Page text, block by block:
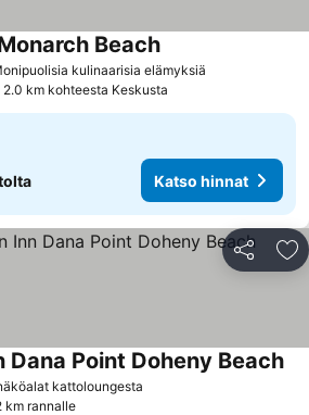
kulinaarisia elämyksiä
Beach
2.0 km kohteesta Keskusta
Katso hinnat
Jaa
kattoloungesta
Dana Point Doheny Beach
km rannalle